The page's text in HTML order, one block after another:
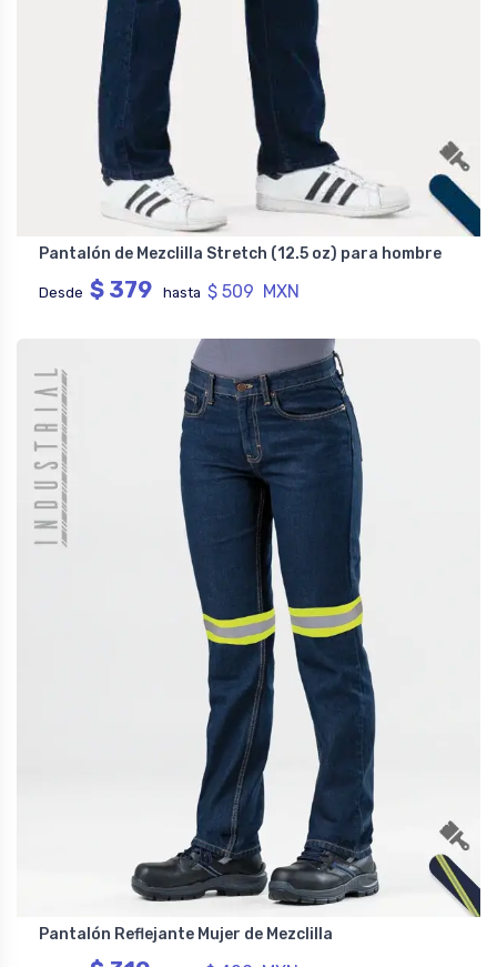
Pantalón de Mezclilla Stretch (12.5 oz) para hombre
Desde $ 379 hasta $ 509 MXN
Pantalón Reflejante Mujer de Mezclilla